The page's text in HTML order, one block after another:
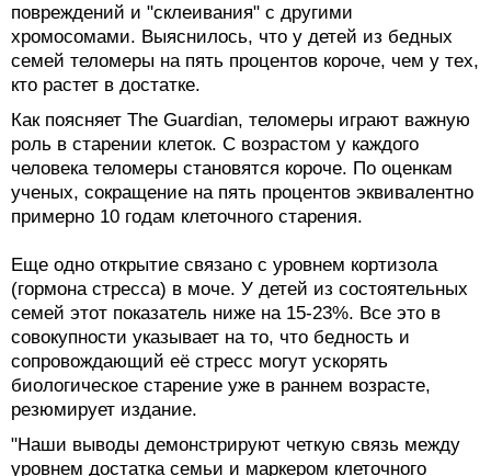
повреждений и "склеивания" с другими
хромосомами. Выяснилось, что у детей из бедных
семей теломеры на пять процентов короче, чем у тех,
кто растет в достатке.
Как поясняет The Guardian, теломеры играют важную
роль в старении клеток. С возрастом у каждого
человека теломеры становятся короче. По оценкам
ученых, сокращение на пять процентов эквивалентно
примерно 10 годам клеточного старения.
Еще одно открытие связано с уровнем кортизола
(гормона стресса) в моче. У детей из состоятельных
семей этот показатель ниже на 15-23%. Все это в
совокупности указывает на то, что бедность и
сопровождающий её стресс могут ускорять
биологическое старение уже в раннем возрасте,
резюмирует издание.
"Наши выводы демонстрируют четкую связь между
уровнем достатка семьи и маркером клеточного